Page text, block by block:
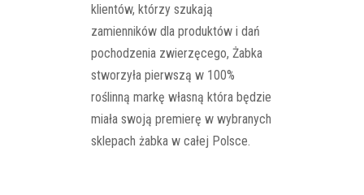
klientów, którzy szukają
zamienników dla produktów i dań
pochodzenia zwierzęcego, Żabka
stworzyła pierwszą w 100%
roślinną markę własną która będzie
miała swoją premierę w wybranych
sklepach żabka w całej Polsce.